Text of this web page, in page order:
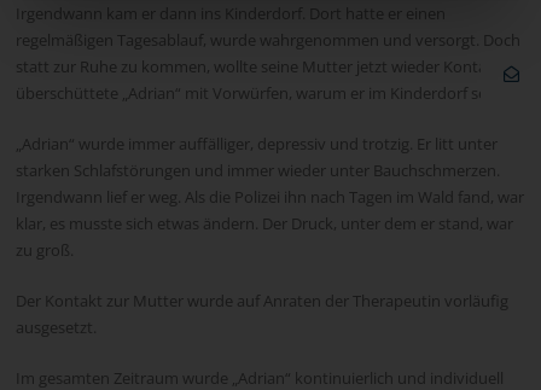
Irgendwann kam er dann ins Kinderdorf. Dort hatte er einen
regelmäßigen Tagesablauf, wurde wahrgenommen und versorgt. Doch
statt zur Ruhe zu kommen, wollte seine Mutter jetzt wieder Kontakt,
überschüttete „Adrian“ mit Vorwürfen, warum er im Kinderdorf sei.
„Adrian“ wurde immer auffälliger, depressiv und trotzig. Er litt unter
starken Schlafstörungen und immer wieder unter Bauchschmerzen.
Irgendwann lief er weg. Als die Polizei ihn nach Tagen im Wald fand, war
klar, es musste sich etwas ändern. Der Druck, unter dem er stand, war
zu groß.
Der Kontakt zur Mutter wurde auf Anraten der Therapeutin vorläufig
ausgesetzt.
Im gesamten Zeitraum wurde „Adrian“ kontinuierlich und individuell